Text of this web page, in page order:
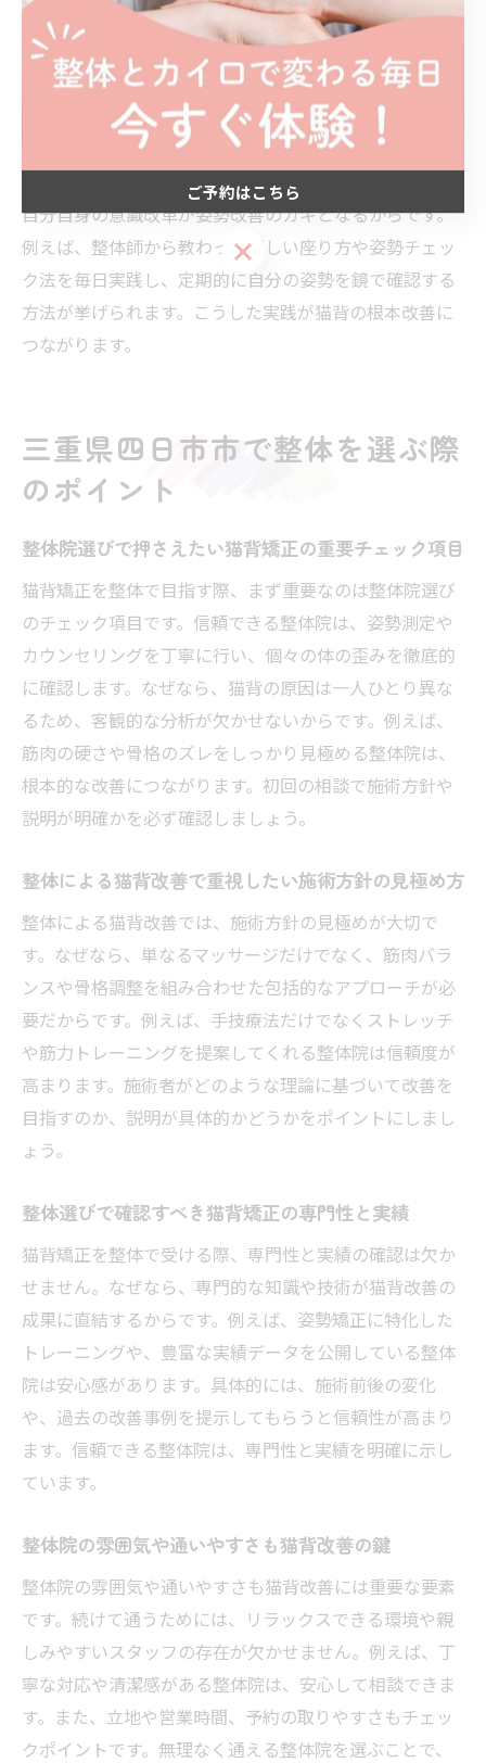
再発防止と長期的な効果が期待できます。相乗効果を活
かした取り組みが理想的です。
猫背改善に役立つ整体アドバイスの実践方法
猫背改善には、整体で受けた専門的なアドバイスを日常
生活に活かすことが重要です。理由は、施術だけでなく
自分自身の意識改革が姿勢改善のカギとなるからです。
例えば、整体師から教わった正しい座り方や姿勢チェッ
ク法を毎日実践し、定期的に自分の姿勢を鏡で確認する
方法が挙げられます。こうした実践が猫背の根本改善に
つながります。
三重県四日市市で整体を選ぶ際
のポイント
整体院選びで押さえたい猫背矯正の重要チェック項目
猫背矯正を整体で目指す際、まず重要なのは整体院選び
のチェック項目です。信頼できる整体院は、姿勢測定や
カウンセリングを丁寧に行い、個々の体の歪みを徹底的
に確認します。なぜなら、猫背の原因は一人ひとり異な
るため、客観的な分析が欠かせないからです。例えば、
筋肉の硬さや骨格のズレをしっかり見極める整体院は、
根本的な改善につながります。初回の相談で施術方針や
説明が明確かを必ず確認しましょう。
整体による猫背改善で重視したい施術方針の見極め方
整体による猫背改善では、施術方針の見極めが大切で
す。なぜなら、単なるマッサージだけでなく、筋肉バラ
ンスや骨格調整を組み合わせた包括的なアプローチが必
要だからです。例えば、手技療法だけでなくストレッチ
や筋力トレーニングを提案してくれる整体院は信頼度が
高まります。施術者がどのような理論に基づいて改善を
目指すのか、説明が具体的かどうかをポイントにしまし
ょう。
整体選びで確認すべき猫背矯正の専門性と実績
猫背矯正を整体で受ける際、専門性と実績の確認は欠か
せません。なぜなら、専門的な知識や技術が猫背改善の
成果に直結するからです。例えば、姿勢矯正に特化した
トレーニングや、豊富な実績データを公開している整体
院は安心感があります。具体的には、施術前後の変化
や、過去の改善事例を提示してもらうと信頼性が高まり
ます。信頼できる整体院は、専門性と実績を明確に示し
ています。
整体院の雰囲気や通いやすさも猫背改善の鍵
整体院の雰囲気や通いやすさも猫背改善には重要な要素
です。続けて通うためには、リラックスできる環境や親
しみやすいスタッフの存在が欠かせません。例えば、丁
寧な対応や清潔感がある整体院は、安心して相談できま
す。また、立地や営業時間、予約の取りやすさもチェッ
クポイントです。無理なく通える整体院を選ぶことで、
ご予約はこちら
ご予約はこちら